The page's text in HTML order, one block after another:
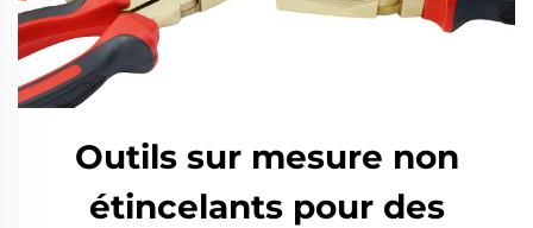
Outils sur mesure non
étincelants pour des